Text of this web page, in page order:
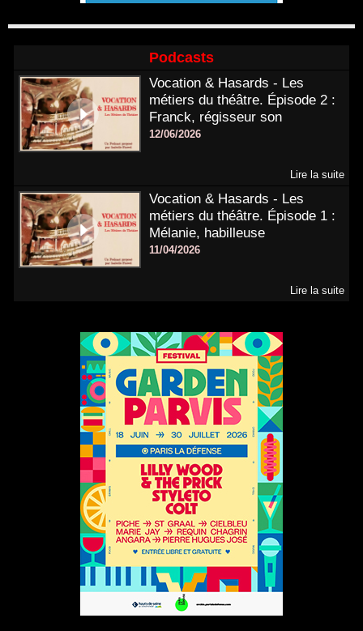
Podcasts
Vocation & Hasards - Les
métiers du théâtre. Épisode 2 :
Franck, régisseur son
12/06/2026
Lire la suite
Vocation & Hasards - Les
métiers du théâtre. Épisode 1 :
Mélanie, habilleuse
11/04/2026
Lire la suite